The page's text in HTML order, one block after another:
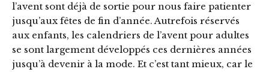
l’avent sont déjà de sortie pour nous faire patienter
jusqu’aux fêtes de fin d’année. Autrefois réservés
aux enfants, les calendriers de l’avent pour adultes
se sont largement développés ces dernières années
jusqu’à devenir à la mode. Et c’est tant mieux, car le